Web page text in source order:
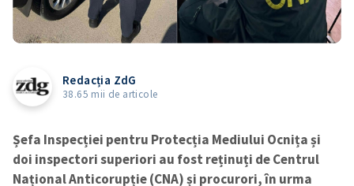
Redacția ZdG
38.65 mii de articole
Șefa Inspecției pentru Protecția Mediului Ocnița și
doi inspectori superiori au fost reținuți de Centrul
Național Anticorupție (CNA) și procurori, în urma